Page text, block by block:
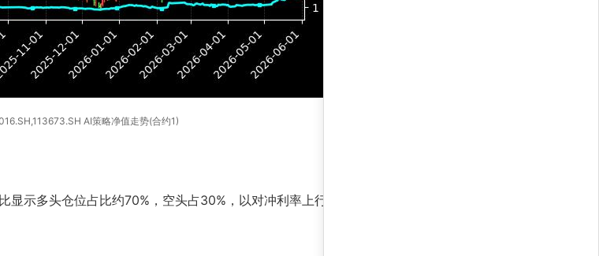
AI策略净值走势(合约1)
示多头仓位占比约70%，空头占30%，以对冲利率上行风险。这种配置反映了策略对当前